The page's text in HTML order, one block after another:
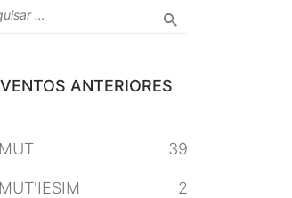
ANTERIORES
39
2